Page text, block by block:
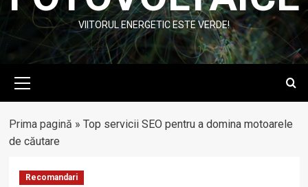
VIITORUL ENERGETIC ESTE VERDE!
Menu
Prima pagină » Top servicii SEO pentru a domina motoarele
de căutare
Recomandari